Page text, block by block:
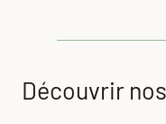
Découvrir